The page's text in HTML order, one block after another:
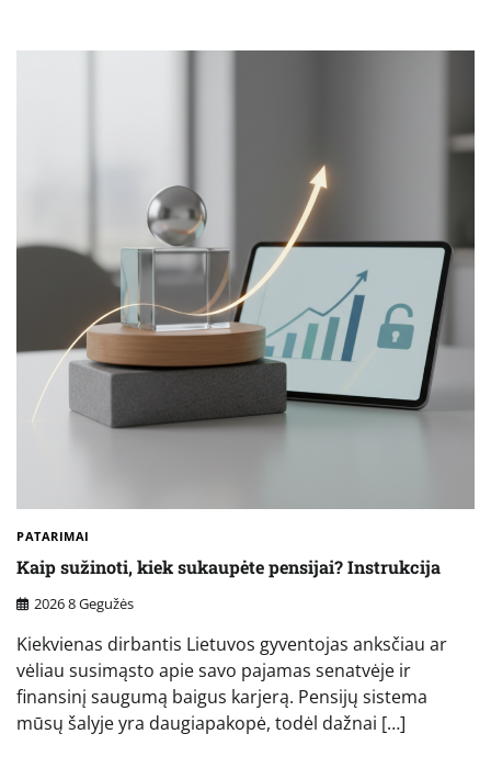
PATARIMAI
Kaip sužinoti, kiek sukaupėte pensijai? Instrukcija
2026 8 Gegužės
Kiekvienas dirbantis Lietuvos gyventojas anksčiau ar
vėliau susimąsto apie savo pajamas senatvėje ir
finansinį saugumą baigus karjerą. Pensijų sistema
mūsų šalyje yra daugiapakopė, todėl dažnai […]